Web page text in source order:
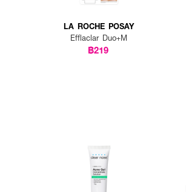
LA ROCHE POSAY
Efflaclar Duo+M
฿219